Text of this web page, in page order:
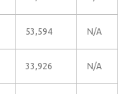
53,594 N/A
33,926 N/A